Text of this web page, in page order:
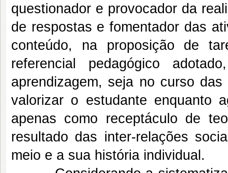
questionador e provocador da
de respostas e fomentador das
conteúdo, na proposição de
referencial pedagógico
aprendizagem, seja no curso
valorizar o estudante enquanto
apenas como receptáculo de
resultado das inter-relações
meio e a sua história individual.